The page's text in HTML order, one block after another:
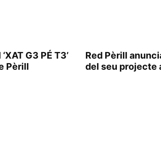
G3 PÉ T3’
Pèrill
Red Pèrill
del seu projecte